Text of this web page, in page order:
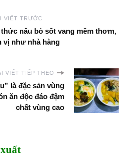
VIẾT TRƯỚC
nấu bò sốt vang mềm thơm,
vị như nhà hàng
VIẾT TIẾP THEO
là đặc sản vùng
ăn độc đáo đậm
chất vùng cao